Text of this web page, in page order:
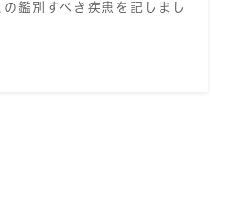
鑑別すべき疾患を記しまし